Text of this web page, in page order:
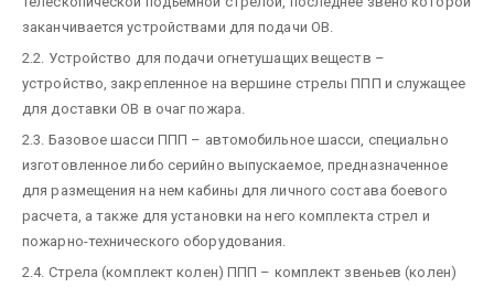
заканчивается устройствами для подачи ОВ.
2.2. Устройство для подачи огнетушащих веществ –
устройство, закрепленное на вершине стрелы ППП и служащее
для доставки ОВ в очаг пожара.
2.3. Базовое шасси ППП – автомобильное шасси, специально
изготовленное либо серийно выпускаемое, предназначенное
для размещения на нем кабины для личного состава боевого
расчета, а также для установки на него комплекта стрел и
пожарно-технического оборудования.
2.4. Стрела (комплект колен) ППП – комплект звеньев (колен)